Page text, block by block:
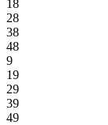
18
28
38
48
9
19
29
39
49